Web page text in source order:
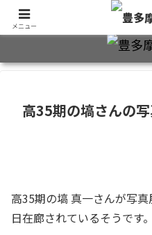
旧制十三中・都立豊多摩高卒業
高35期の塙さんの
高35期の塙 真一さんが写
日在廊されているそうです。
メニュー